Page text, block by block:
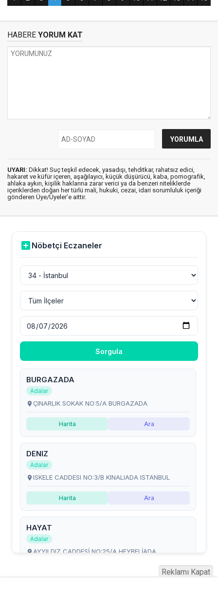
HABERE YORUM KAT
UYARI: Dikkat! Suç teşkil edecek, yasadışı, tehditkar, rahatsız edici,
hakaret ve küfür içeren, aşağılayıcı, küçük düşürücü, kaba, pornografik,
ahlaka aykırı, kişilik haklarına zarar verici ya da benzeri niteliklerde
içeriklerden doğan her türlü mali, hukuki, cezai, idari sorumluluk içeriği
gönderen Üye/Üyeler’e aittir.
Reklamı Kapat